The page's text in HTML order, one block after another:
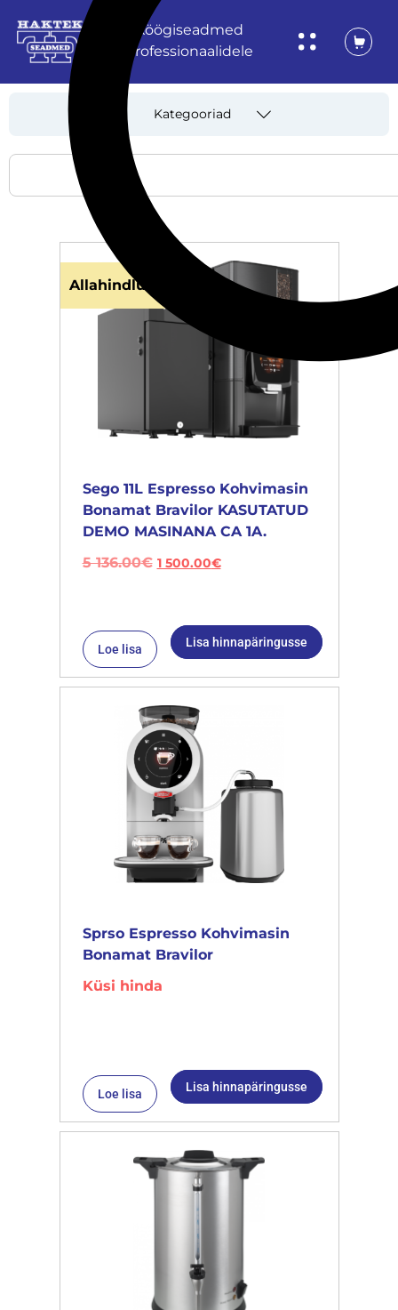
Köögiseadmed
professionaalidele
Kategooriad
Allahindlus!
Sego 11L Espresso Kohvimasin
Bonamat Bravilor KASUTATUD
DEMO MASINANA CA 1A.
5 136.00€ 1 500.00€
Loe lisa Lisa hinnapäringusse
Sprso Espresso Kohvimasin
Bonamat Bravilor
Küsi hinda
Loe lisa Lisa hinnapäringusse